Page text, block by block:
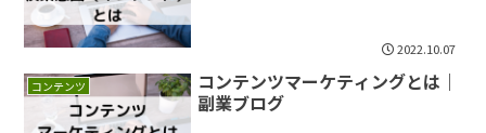
2022.10.07
コンテンツ
コンテンツマーケティングとは｜
副業ブログ